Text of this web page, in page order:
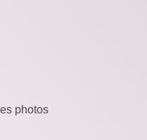
photos